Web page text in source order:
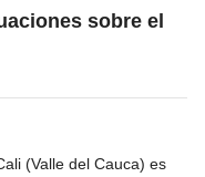
sobre el
(Valle del Cauca) es